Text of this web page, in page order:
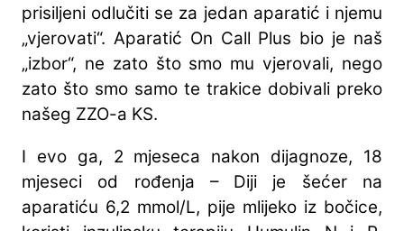
prisiljeni odlučiti se za jedan aparatić i njemu
„vjerovati“. Aparatić On Call Plus bio je naš
„izbor“, ne zato što smo mu vjerovali, nego
zato što smo samo te trakice dobivali preko
našeg ZZO-a KS.
I evo ga, 2 mjeseca nakon dijagnoze, 18
mjeseci od rođenja – Diji je šećer na
aparatiću 6,2 mmol/L, pije mlijeko iz bočice,